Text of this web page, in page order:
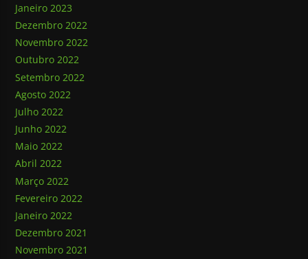
Janeiro 2023
Dezembro 2022
Novembro 2022
Outubro 2022
Setembro 2022
Agosto 2022
Julho 2022
Junho 2022
Maio 2022
Abril 2022
Março 2022
Fevereiro 2022
Janeiro 2022
Dezembro 2021
Novembro 2021